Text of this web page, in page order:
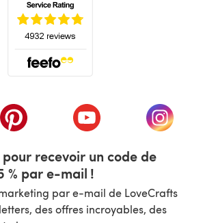
un nouvel onglet)
(s'ouvre dans un nouvel onglet)
(s'ouvre dans un(s'ouvre
recevoir un code de
% par e-mail !
par e-mail de LoveCrafts
des offres incroyables, des